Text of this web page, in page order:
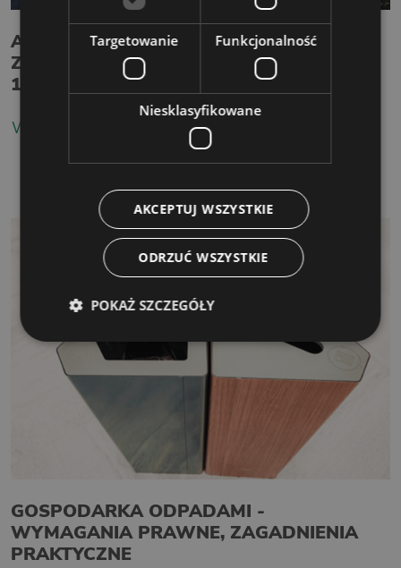
AUDITOR WEWNĘTRZNY SYSTEMU
ZARZĄDZANIA ŚRODOWISKOWEGO ISO
14001
WIĘCEJ
GOSPODARKA ODPADAMI -
WYMAGANIA PRAWNE, ZAGADNIENIA
PRAKTYCZNE
Targetowanie Funkcjonalność
Niesklasyfikowane
AKCEPTUJ WSZYSTKIE
ODRZUĆ WSZYSTKIE
POKAŻ SZCZEGÓŁY